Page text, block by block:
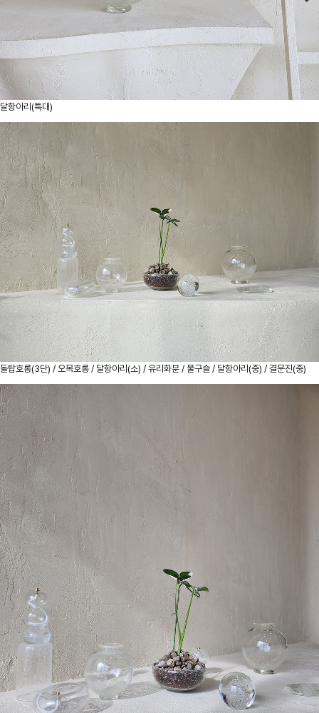
달항아리(특대)
돌탑호롱(3단) / 오목호롱 / 달항아리(소) / 유리화분 / 물구슬 / 달항아리(중) / 결문진(중)